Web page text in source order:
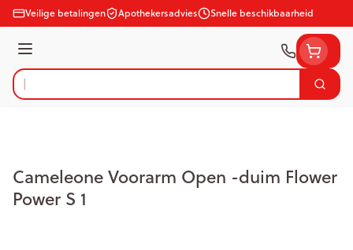
Ga naar de inhoud
Veilige betalingen Apothekersadvies Snelle beschikbaarheid
Menu
Product, merk, categorie... Zoek
Cameleone Voorarm Open -duim Flower
Power S 1